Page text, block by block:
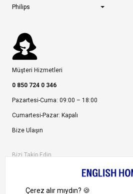
Philips
Müşteri Hizmetleri
0 850 724 0 346
Pazartesi-Cuma: 09:00 – 18:00
Cumartesi-Pazar: Kapalı
Bize Ulaşın
Bizi Takip Edin